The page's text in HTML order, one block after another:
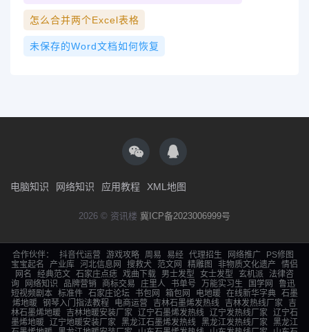
怎么合并两个excel表格
未保存的word文档如何恢复
电脑知识 网络知识 应用教程 XML地图
2026 © 资讯楼 冀ICP备2023006999号
合作伙伴： 抖音代运营 游戏攻略 周易 易经 代理招生 网络推广
PS修图
宝宝起名
产业库 河北信息网 搜救犬 范文网 精雕图 非物质文化遗产
情侣
网名
经典范文 石家庄点痣 戏曲下载 男士发型 女士发型 玄机派
法律咨
询
网络知识 品牌营销 商标交易 庄里人 书单号 万能实习生 国学网
鲁迅
短视频剧本 标准件 石家庄论坛 书包网 箱包网 电地暖 在线新华字典 石墨
烯地暖 钢琴入门指法教程 电商运营 吉林石墨烯发热线 吉林发热线厂家
吉
林石墨烯地暖
吉林地暖安装厂家 辽宁石墨烯发热线 辽宁发热线厂家 辽宁石
墨烯地暖 辽宁地暖安装厂家 黑龙江石墨烯发热线 黑龙江发热线厂家 黑龙江